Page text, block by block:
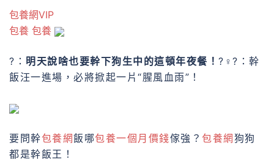
包養網VIP
包養 包養
?： 明天說啥也要幹下狗生中的這頓年夜餐！ ?♀?：幹
飯汪一進場，必將掀起一片“腥風血雨”！
要問幹包養網飯哪包養一個月價錢傢強？ 包養網 狗狗
都是幹飯王！